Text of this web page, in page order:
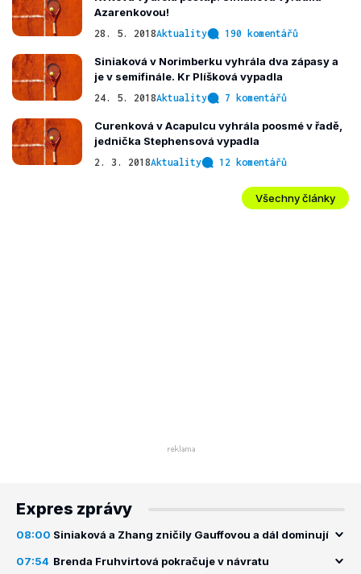
Azarenkovou!
28. 5. 2018Aktuality 190 komentářů
Siniaková v Norimberku vyhrála dva zápasy a
je v semifinále. Kr Plíšková vypadla
24. 5. 2018Aktuality 7 komentářů
Curenková v Acapulcu vyhrála poosmé v řadě,
jednička Stephensová vypadla
2. 3. 2018Aktuality 12 komentářů
Všechny články
Expres zprávy
08:00 Siniaková a Zhang zničily Gauffovou a dál dominují
07:54 Brenda Fruhvirtová pokračuje v návratu